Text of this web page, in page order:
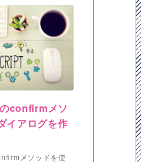
confirmメソ
イアログを作
メソッドを使